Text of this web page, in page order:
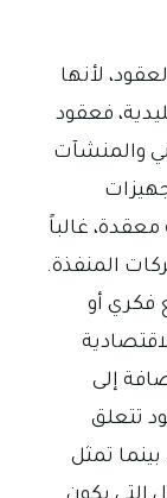
لأنها
فعقود
والمنشآت
غالباً
المنفذة.
فكري أو
إلى
تتعلق
تمثل